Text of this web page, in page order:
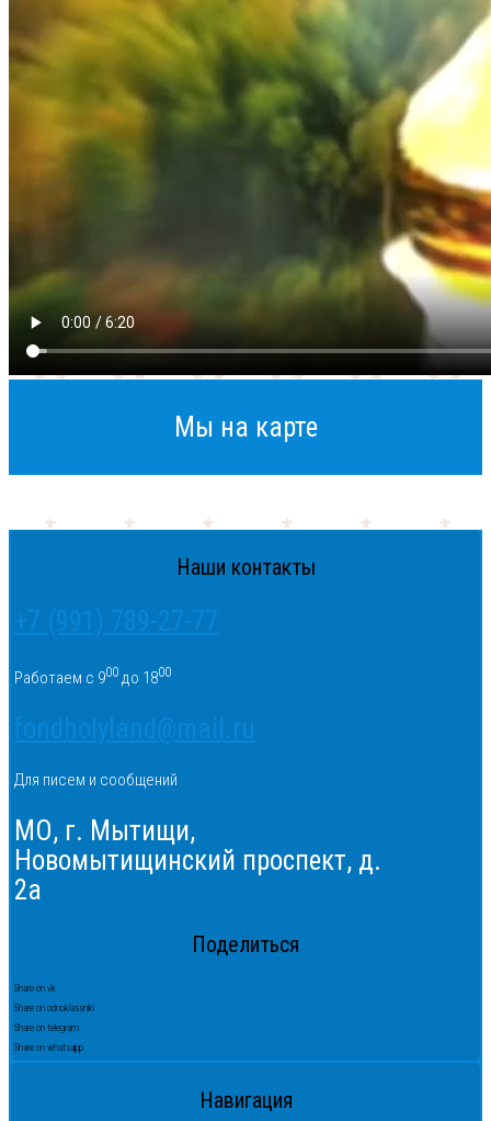
Мы на карте
Наши контакты
+7 (991) 789-27-77
Работаем с 900 до 1800
fondholyland@mail.ru
Для писем и сообщений
МО, г. Мытищи,
Новомытищинский проспект, д.
2а
Поделиться
Share on vk
Share on odnoklassniki
Share on telegram
Share on whatsapp
Навигация